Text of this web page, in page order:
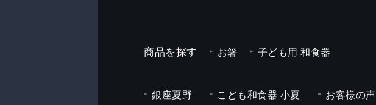
商品を探す お箸 子ども用 和食器
銀座夏野 こども和食器 小夏 お客様の声